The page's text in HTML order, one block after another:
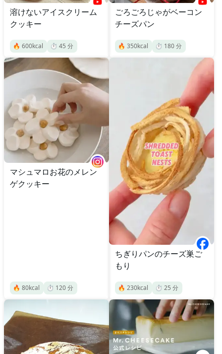
溶けないアイスクリーム
クッキー
🔥 600kcal ⏱️ 45 分
ごろごろじゃがベーコン
チーズパン
🔥 350kcal ⏱️ 180分
マシュマロお花のメレン
ゲクッキー
🔥 80kcal ⏱️ 120分
ちぎりパンのチーズ巣ご
もり
🔥 230kcal ⏱️ 25 分